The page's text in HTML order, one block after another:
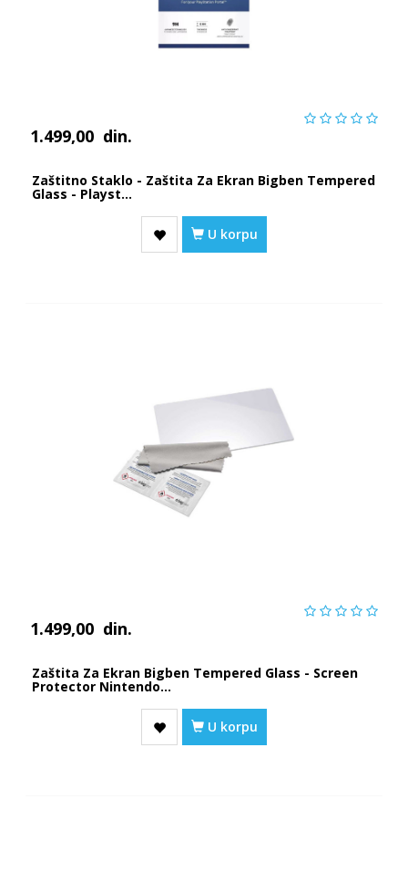
1.499,00 din.
Zaštitno Staklo - Zaštita Za Ekran Bigben Tempered
Glass - Playst...
U korpu
1.499,00 din.
Zaštita Za Ekran Bigben Tempered Glass - Screen
Protector Nintendo...
U korpu